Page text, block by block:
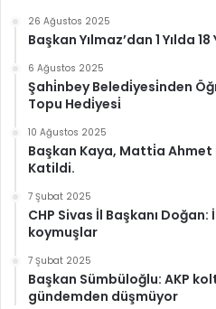
26 Ağustos 2025
Başkan Yılmaz’dan 1 Yılda
6 Ağustos 2025
Şahi̇nbey Beledi̇yesi̇nden
Topu Hedi̇yesi̇
10 Ağustos 2025
Başkan Kaya, Matti̇a
Katildi.
7 Şubat 2025
CHP Sivas İl Başkanı
koymuşlar
7 Şubat 2025
Başkan Sümbüloğlu: AKP
gündemden düşmüyor